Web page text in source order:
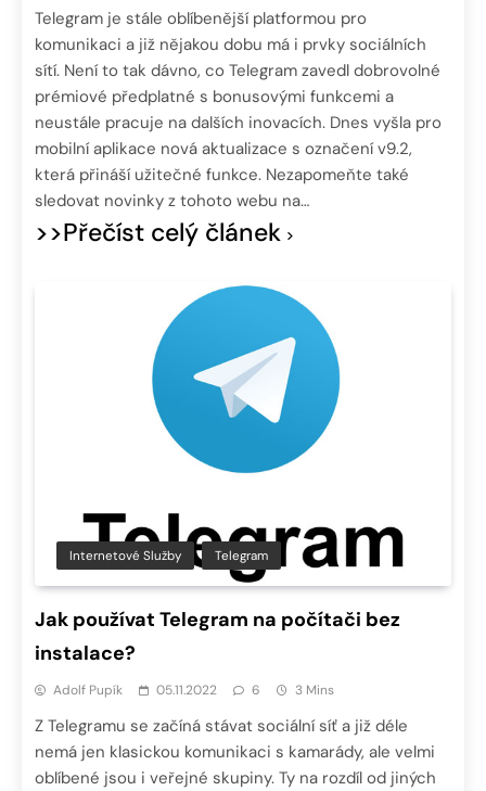
Telegram je stále oblíbenější platformou pro
komunikaci a již nějakou dobu má i prvky sociálních
sítí. Není to tak dávno, co Telegram zavedl dobrovolné
prémiové předplatné s bonusovými funkcemi a
neustále pracuje na dalších inovacích. Dnes vyšla pro
mobilní aplikace nová aktualizace s označení v9.2,
která přináší užitečné funkce. Nezapomeňte také
sledovat novinky z tohoto webu na…
>>Přečíst celý článek
Internetové Služby Telegram
Jak používat Telegram na počítači bez
instalace?
Adolf Pupík 05.11.2022 6 3 Mins
Z Telegramu se začíná stávat sociální síť a již déle
nemá jen klasickou komunikaci s kamarády, ale velmi
oblíbené jsou i veřejné skupiny. Ty na rozdíl od jiných